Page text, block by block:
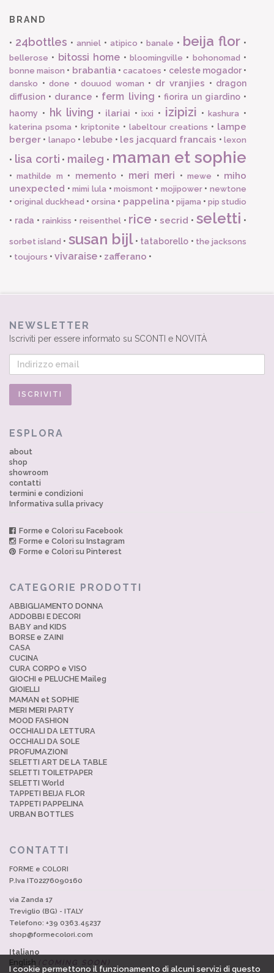
BRAND
• 24bottles • anniel• atipico •banale • beija flor •
bellerose • bitossi home • bloomingville • bohonomad •
bonne maison • brabantia•cacatoes • celeste mogador•
dansko • done • douuod woman • dr vranjies • dragon
diffusion • durance • ferm living • fiorira un giardino•
haomy • hk living • ilariai •ixxi • izipizi •kashura •
katerina psoma • kriptonite • labeltour creations • lampe
berger • lanapo • lebube • les jacquard francais •lexon
• lisa corti • maileg • maman et sophie
•mathilde m • memento• meri meri •mewe • miho
unexpected •mimi lula •moismont • mojipower•newtone
•original duckhead •orsina • pappelina• pijama • pip studio
• rada • rainkiss • reisenthel• rice •secrid •seletti •
sorbet island • susan bijl• tataborello • the jacksons
• toujours • vivaraise • zafferano •
NEWSLETTER
Iscriviti per essere informato su SCONTI e NOVITÀ
ESPLORA
about
shop
showroom
contatti
termini e condizioni
Informativa sulla privacy
Forme e Colori su Facebook
Forme e Colori su Instagram
Forme e Colori su Pinterest
CATEGORIE PRODOTTI
ABBIGLIAMENTO DONNA
ADDOBBI E DECORI
BABY and KIDS
BORSE e ZAINI
CASA
CUCINA
CURA CORPO e VISO
GIOCHI e PELUCHE Maileg
GIOIELLI
MAMAN et SOPHIE
MERI MERI PARTY
MOOD FASHION
OCCHIALI DA LETTURA
OCCHIALI DA SOLE
PROFUMAZIONI
SELETTI ART DE LA TABLE
SELETTI TOILETPAPER
SELETTI World
TAPPETI BEIJA FLOR
TAPPETI PAPPELINA
URBAN BOTTLES
CONTATTI
FORME e COLORI
P.Iva IT02276090160
via Zanda 17
Treviglio (BG) - ITALY
Telefono: +39 0363.45237
shop@formecolori.com
Italiano
English (COMING SOON)
I cookie permettono il funzionamento di alcuni servizi di questo